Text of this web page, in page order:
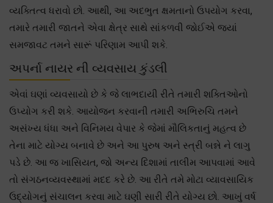
વ્યક્તિત્વ ધરાવો છો. આથી, આ અદભુત ક્ષમતાનો ઉપયોગ કરવા,
તમારે તમારી જાતને એવા ક્ષેત્ર સાથે સાંકળવી જોઈએ જ્યાં
સમજાવટ તમને સારૂં પરિણામ આપી શકે.
અપર્ના નાયર ની વ્યવસાય કુંડલી
એવાં ઘણાં વ્યવસાયો છે કે જે લાભદાયી રીતે તમારી શક્તિઓનો
ઉપ્યોગ કરી શકે. આયોજન કરવાની તમારી અભિરુચિ તમને
અસંખ્ય ધંધા અને વિનિમય વેપાર કે જેમાં મૌલિકતાનું મહત્વ છે
તેના માટે યોગ્ય બનાવે છે અને આ પુરુષ અને સ્ત્રી બન્ને ને લાગુ
પડે છે. આ જ ખાસિયત, જો અન્ય દિશામાં તાલીમ આપવામાં આવે
તો સંગઠનવ્યવસ્થામાં મદદ કરે છે. આ રીતે તમે મોટા વ્યાવસાયિક
ઉદ્યોગનું સંચાલન કરવા માટે ઘણી સારી રીતે યોગ્ય છો. આખું વર્ષ